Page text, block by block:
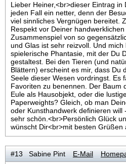
Lieber Heiner,<br>dieser Eintrag in
jeden Fall ein netter, denn der
viel sinnliches Vergnügen bereitet.
Respekt vor Deiner
Zusammenspiel von so
und Glas ist sehr reizvoll. Und mich
spielerische Phantasie, mit der Du
gestaltest. Bei den Tieren (und
Blättern) erscheint es mir, dass Du
Seele dieser Wesen vordringst. Es
Favoriten zu benennen. Der Baum
Eule als Hausobjekt, oder die
Paperweights? Gleich, ob man
oder Kunsthandwerk definieren will
sehr schön.<br>Persönlich Glück
wünscht Dir<br>mit besten Grüßen
#13 Sabine Pint E-Mail